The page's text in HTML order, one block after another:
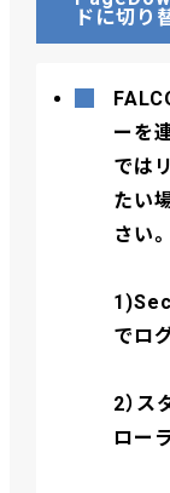
ドに切り
ーを
では
たい
さい。
でロ
2）ス
ロー